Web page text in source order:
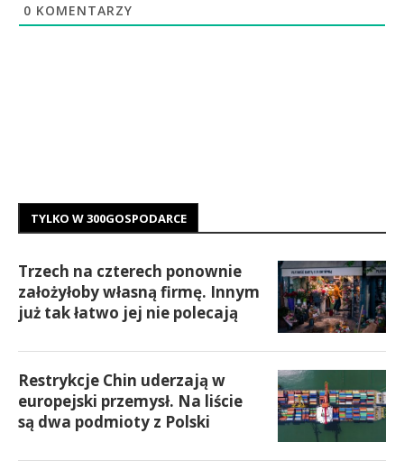
0 KOMENTARZY
TYLKO W 300GOSPODARCE
Trzech na czterech ponownie
założyłoby własną firmę. Innym
już tak łatwo jej nie polecają
Restrykcje Chin uderzają w
europejski przemysł. Na liście
są dwa podmioty z Polski